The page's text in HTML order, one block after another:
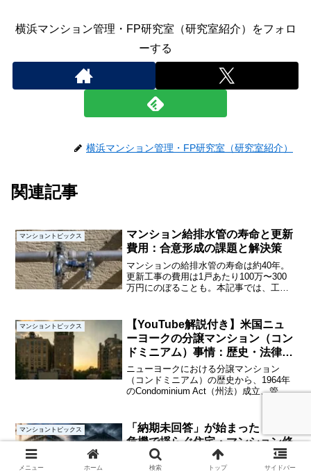
横浜マンション管理・FP研究室（研究室紹介）をフォロ
ーする
横浜マンション管理・FP研究室（研究室紹介）
関連記事
マンショントピックス
マンション給排水管の寿命と更新
費用：合意形成の課題と解決策
マンションの給排水管の寿命は約40年。
更新工事の費用は1戸あたり100万〜300
万円にのぼることも。本記事では、工事
します。
マンショントピックス
【YouTube解説付き】米国ニュ
ーヨークの分譲マンション（コン
ドミニアム）事情：歴史・法律・
管理組合制度を徹底解説
ニューヨークにおける分譲マンション
（コンドミニアム）の歴史から、1964年
のCondominium Act（州法）成立、管理
解説します。
マンショントピックス
「納期未回答」が始まった｜中東
危機で揺らぐ住宅・マンション修
繕現場
中東危機による建材不足で「納期未回
メニュー ホーム 検索 トップ サイドバー